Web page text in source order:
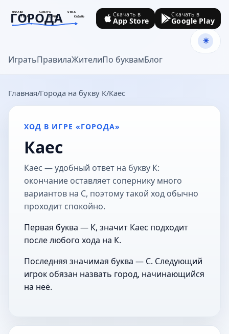
МОСКВА САМАРА
ОМСК
ТУЛА
СОЧИ КАЗАНЬ
ГОРОДА
goroda-na.ru
ИгратьПравилаЖителиПо буквамБлог
Скачать в
App Store
Скачать в
Google Play
Главная Города на букву К Каес
ХОД В ИГРЕ «ГОРОДА»
Каес
Каес — удобный ответ на букву К:
окончание оставляет сопернику много
вариантов на С, поэтому такой ход обычно
проходит спокойно.
Первая буква — К, значит Каес подходит
после любого хода на К.
Последняя значимая буква — С. Следующий
игрок обязан назвать город, начинающийся
на неё.